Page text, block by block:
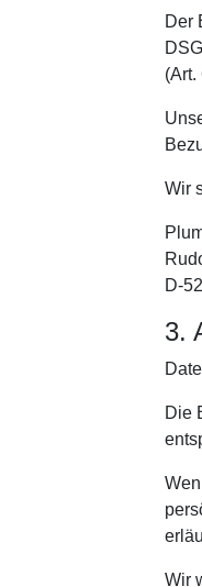
Der
(Art.
Wir
D-
3.
Die
Wir